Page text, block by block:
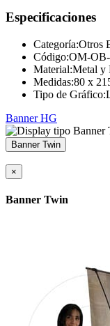
Especificaciones
Categoría:Otros
Código:OM-
Material:Metal y
Medidas:80 x
Tipo de Gráfico:
Banner HG
Banner Twin
×
Banner Twin